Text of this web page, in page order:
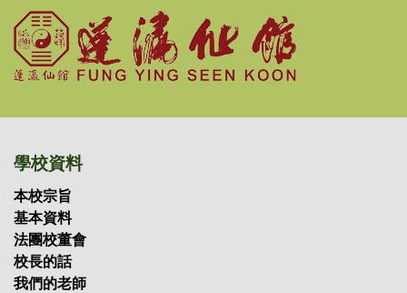
學校資料
本校宗旨
基本資料
法團校董會
校長的話
我們的老師